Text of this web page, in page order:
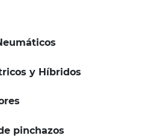
y Híbridos
pinchazos